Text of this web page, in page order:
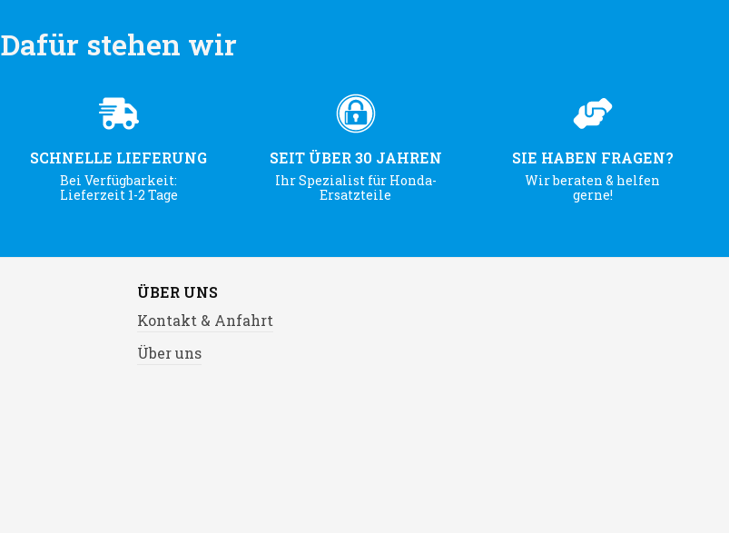
Dafür stehen wir
SCHNELLE LIEFERUNG
Bei Verfügbarkeit:
Lieferzeit 1-2 Tage
SEIT ÜBER 30 JAHREN
Ihr Spezialist für Honda-
Ersatzteile
SIE HABEN FRAGEN?
Wir beraten & helfen
gerne!
ÜBER UNS
Kontakt & Anfahrt
Über uns